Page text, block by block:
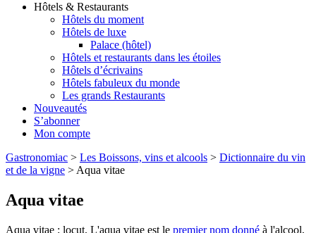
Hôtels & Restaurants
Hôtels du moment
Hôtels de luxe
Palace (hôtel)
Hôtels et restaurants dans les étoiles
Hôtels d’écrivains
Hôtels fabuleux du monde
Les grands Restaurants
Nouveautés
S’abonner
Mon compte
Gastronomiac > Les Boissons, vins et alcools > Dictionnaire du vin
et de la vigne > Aqua vitae
Aqua vitae
Aqua vitae : locut. L'aqua vitae est le premier nom donné à l'alcool,